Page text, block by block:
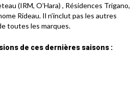
(IRM, O’Hara) , Résidences Trigano,
Rideau. Il n’inclut pas les autres
toutes les marques.
de ces dernières saisons :